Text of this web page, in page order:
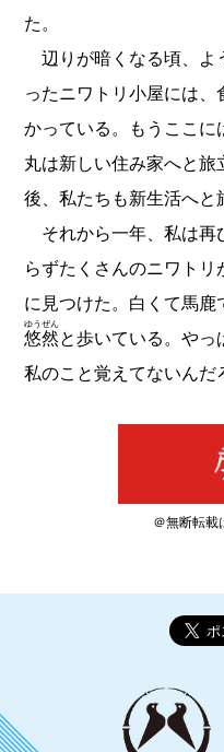
た。
辺りが暗くなる頃、よ
ったニワトリ小屋には、
かっている。もうここ
丸は新しい住み家へと旅
後、私たちも新生活へと
それから一年、私は再
らずたくさんのニワト
に見つけた。白くて馬鹿
悠然
ゆうぜん
と歩いている。やっ
私のこと覚えてないんだ
＠無断転載